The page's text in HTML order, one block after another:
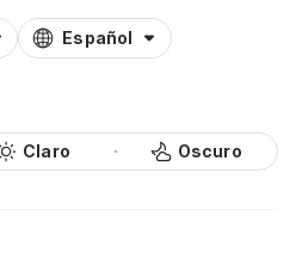
Español
Claro Oscuro